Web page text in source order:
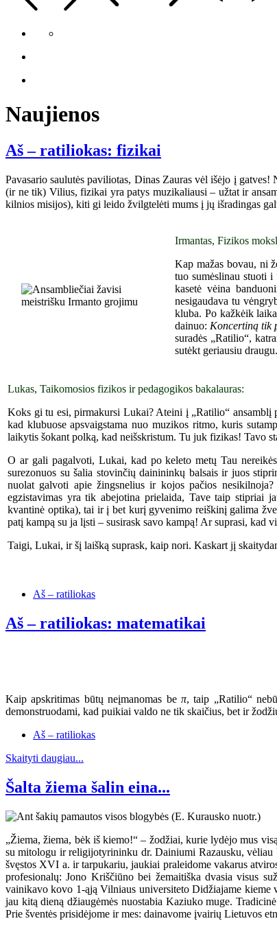
Naujienos
Aš – ratiliokas: fizikai
Pavasario saulutės paviliotas, Dinas Zauras vėl išėjo į
(ir ne tik) Vilius, fizikai yra patys muzikaliausi – užtat ir
kilnios misijos), kiti gi leido žvilgtelėti mums į jų išradingas
Irmantas, Fizikos
Kap mažas bovau, ni
tuo sumėslinau stuoti i
kasetė vėina
nesigaudava tu
kluba. Po kažkėik
dainuo: Koncertiną tik
suradės „Ratilio“,
sutėkt geriausiu draugu.
Lukas, Taikomosios fizikos ir pedagogikos bakalauras:
Koks gi tu esi, pirmakursi Lukai? Ateini į „Ratilio“ ansamblį
kad klubuose apsvaigstama nuo muzikos ritmo, kuris
laikytis šokant polką, kad neišskristum. Tu juk fizikas! Tavo
O ar gali pagalvoti, Lukai, kad po keleto metų Tau
surezonuos su šalia stovinčių dainininkų balsais ir juos
nuolat galvoti apie žingsnelius ir kojos pačios
egzistavimas yra tik abejotina prielaida, Tave taip stipriai
kvantinė optika), tai ir į bet kurį gyvenimo reiškinį galima
patį kampą su ja lįsti – susirask savo kampą! Ar suprasi, kad
Taigi, Lukai, ir šį laišką suprask, kaip nori. Kaskart jį
Aš – ratiliokas
Aš – ratiliokas: matematikai
Kaip apskritimas būtų neįmanomas be π, taip „Ratilio“
demonstruodami, kad puikiai valdo ne tik skaičius, bet ir
Aš – ratiliokas
Skaityti daugiau...
Šalta žiema šalin eina...
„Žiema, žiema, bėk iš kiemo!“ – žodžiai, kurie lydėjo mus
su mitologu ir religijotyrininku dr. Dainiumi Razausku, vėliau
švęstos XVI a. ir tarpukariu, jaukiai praleidome vakarus
profesionalų: Jono Kriščiūno bei žemaitiška dvasia visus
vainikavo kovo 1-ąją Vilniaus universiteto Didžiajame
jau kitą dieną džiaugėmės nuostabia Kaziuko muge.
Prie šventės prisidėjome ir mes: dainavome įvairių Lietuvos